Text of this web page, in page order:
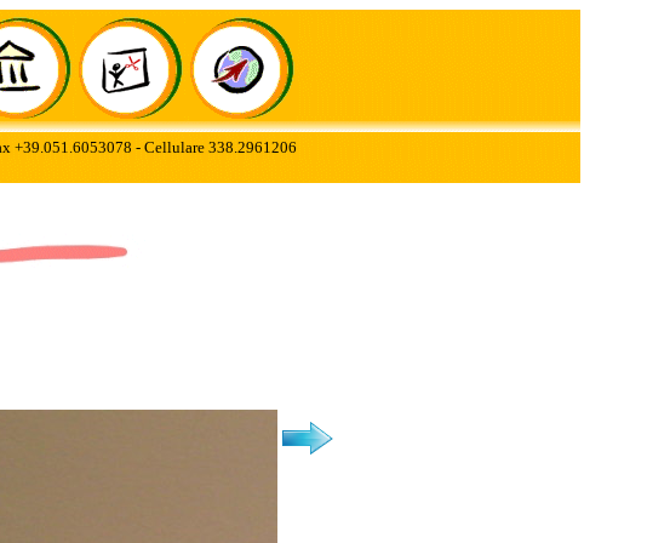
+39.051.6053078 - Cellulare 338.2961206